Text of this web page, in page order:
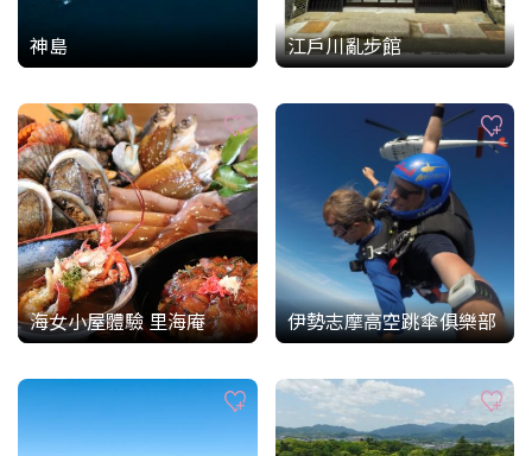
神島 江戶川亂步館
海女小屋體驗 里海庵 伊勢志摩高空跳傘俱樂部